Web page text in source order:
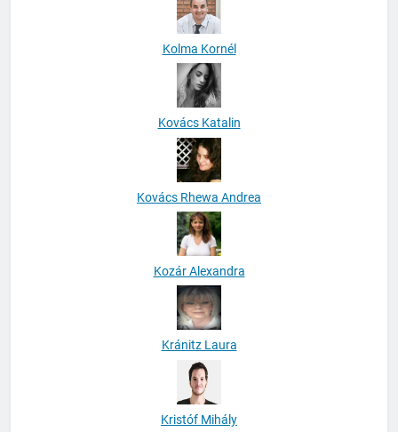
Kolma Kornél
Kovács Katalin
Kovács Rhewa Andrea
Kozár Alexandra
Kránitz Laura
Kristóf Mihály